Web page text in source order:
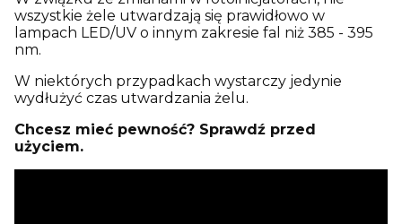
wszystkie żele utwardzają się prawidłowo w
lampach LED/UV o innym zakresie fal niż 385 - 395
nm.
W niektórych przypadkach wystarczy jedynie
wydłużyć czas utwardzania żelu.
Chcesz mieć pewność? Sprawdź przed
użyciem.